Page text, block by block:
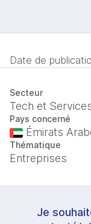
Date de
Secteur
Tech et
Pays concerné
Émirats
Thématique
Entreprises
Je